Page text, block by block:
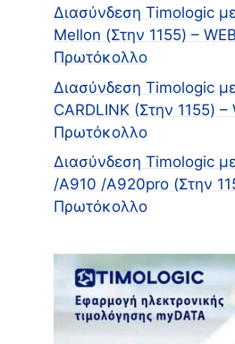
Διασύνδεση Timologic
Mellon (Στην 1155) –
Πρωτόκολλο
Διασύνδεση Timologic
CARDLINK (Στην 1155) –
Πρωτόκολλο
Διασύνδεση Timologic
/A910 /Α920pro (Στην
Πρωτόκολλο